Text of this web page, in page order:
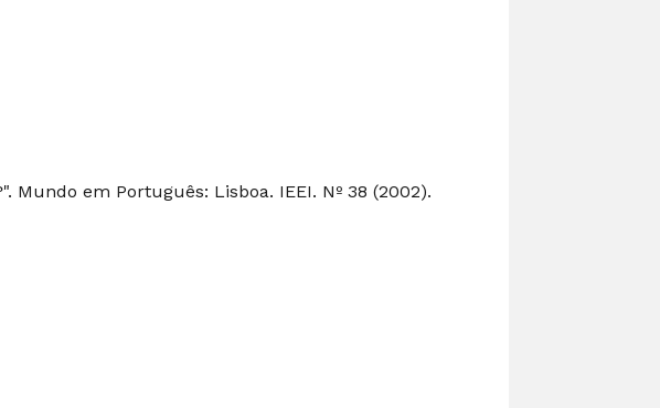
Mundo em Português: Lisboa. IEEI. Nº 38 (2002).